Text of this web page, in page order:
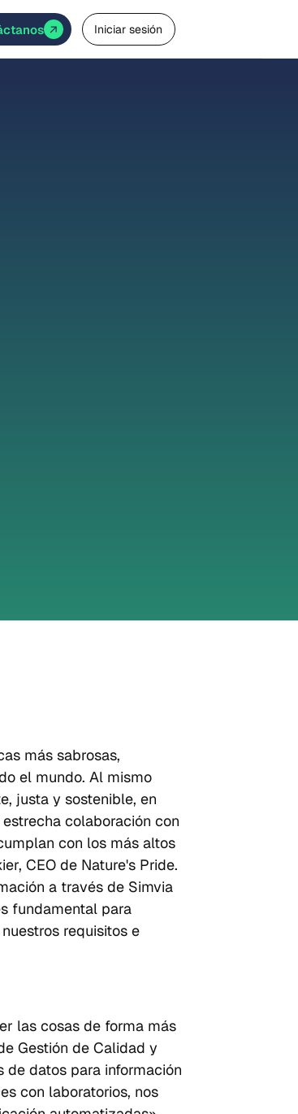
Iniciar sesión
más sabrosas,
el mundo. Al mismo
justa y sostenible, en
colaboración con
con los más altos
CEO de Nature's Pride.
a través de Simvia
fundamental para
requisitos e
las cosas de forma más
Gestión de Calidad y
de datos para información
con laboratorios, nos